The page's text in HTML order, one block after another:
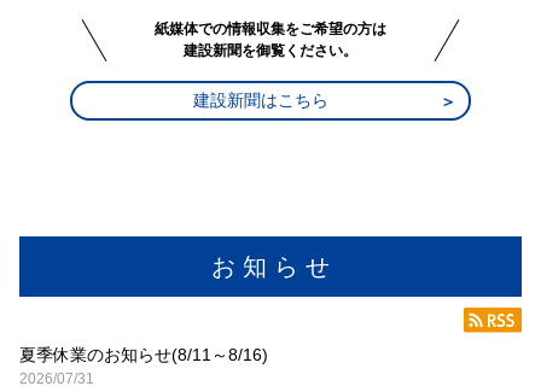
お 知 ら せ
夏季休業のお知らせ(8/11～8/16)
2026/07/31
紙媒体での情報収集をご希望の方は
建設新聞を御覧ください。
建設新聞はこちら